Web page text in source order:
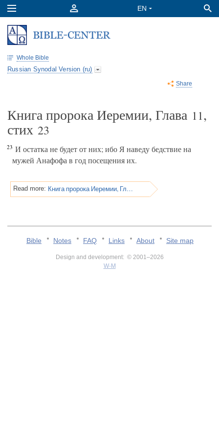
Whole Bible
Russian Synodal Version (ru)
Share
Книга пророка Иеремии, Глава 11,
стих 23
23 И остатка не будет от них; ибо Я наведу бедствие на
мужей Анафофа в год посещения их.
Read more: Книга пророка Иеремии, Глава 12
Bible Notes FAQ Links About Site map
Design and development: © 2001–2026
W-M